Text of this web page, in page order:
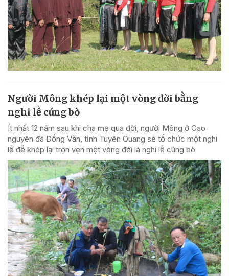
Người Mông khép lại một vòng đời bằng
nghi lễ cúng bò
Ít nhất 12 năm sau khi cha mẹ qua đời, người Mông ở Cao
nguyên đá Đồng Văn, tỉnh Tuyên Quang sẽ tổ chức một nghi
lễ để khép lại trọn vẹn một vòng đời là nghi lễ cúng bò